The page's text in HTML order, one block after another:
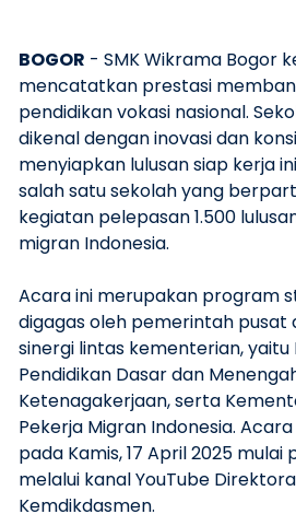
BOGOR - SMK Wikrama Bogor
mencatatkan prestasi
pendidikan vokasi nasional.
dikenal dengan inovasi dan
menyiapkan lulusan siap kerja
salah satu sekolah yang
kegiatan pelepasan 1.500
migran Indonesia.
Acara ini merupakan program
digagas oleh pemerintah pusat
sinergi lintas kementerian,
Pendidikan Dasar dan
Ketenagakerjaan, serta
Pekerja Migran Indonesia.
pada Kamis, 17 April 2025 mulai
melalui kanal YouTube
Kemdikdasmen.